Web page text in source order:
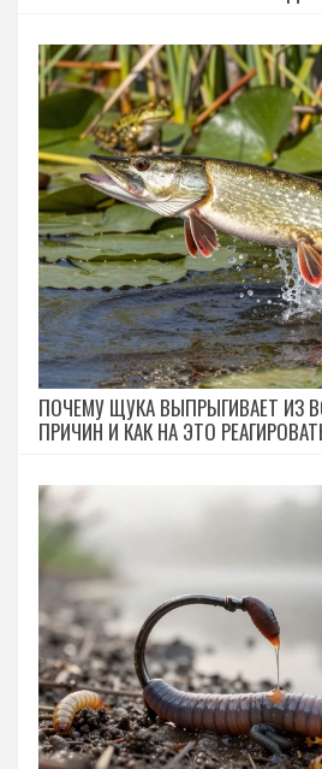
ПОЧЕМУ ЩУКА ВЫПРЫГИВАЕТ ИЗ
ПРИЧИН И КАК НА ЭТО